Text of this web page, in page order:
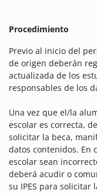
Procedimiento
Previo al inicio del
de origen deberán
actualizada de los
responsables de los
Una vez que el/la
escolar es correcta,
solicitar la beca,
datos contenidos. En
escolar sean
deberá acudir o
su IPES para solicitar